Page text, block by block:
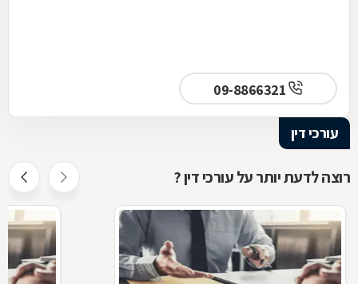
עורכי דין
רוצה לדעת יותר על עורכי דין ?